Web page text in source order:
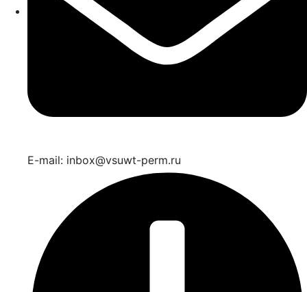
E-mail: inbox@vsuwt-perm.ru